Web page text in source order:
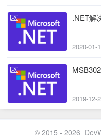
.NET解
2020-01-
2019-12-
© 2015 - 2026